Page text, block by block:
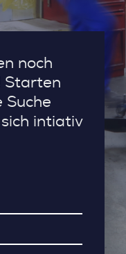
noch
Starten
Suche
intiativ